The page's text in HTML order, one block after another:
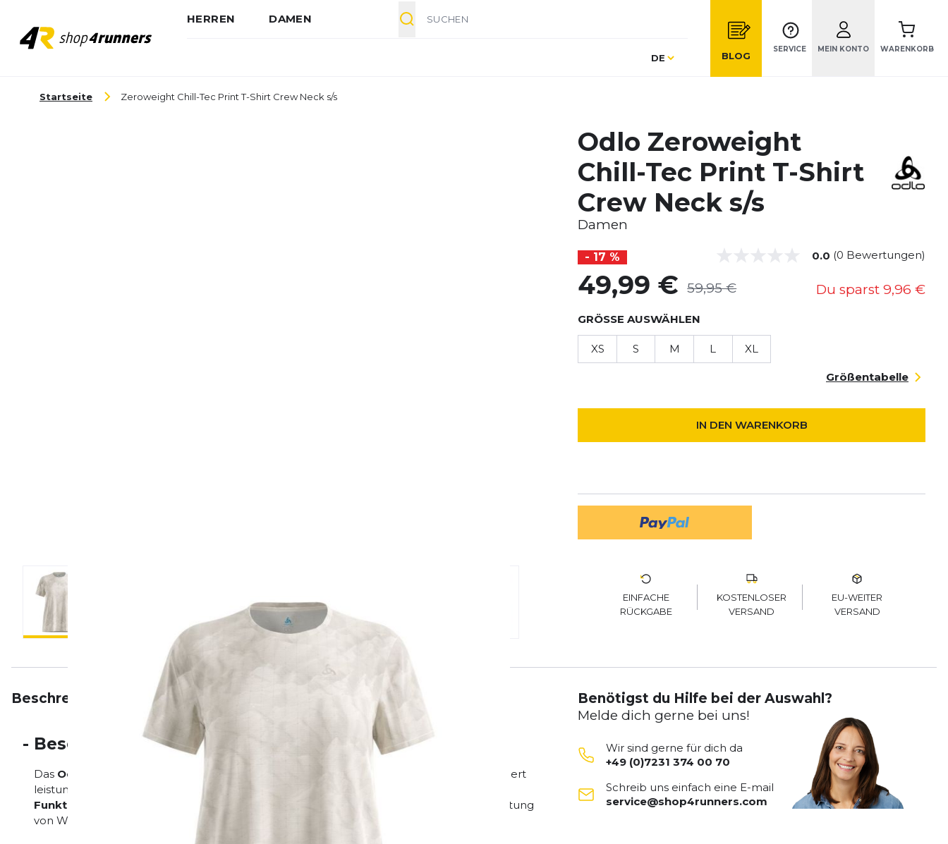
HERREN DAMEN
Sprache
DE BLOG
SERVICE MEIN KONTO WARENKORB
Startseite Zeroweight Chill-Tec Print T-Shirt Crew Neck s/s
Odlo Zeroweight
Chill-Tec Print T-Shirt
Crew Neck s/s
Damen
- 17 % 0.0 (0 Bewertungen)
49,99 € 59,95 € Du sparst 9,96 €
GRÖSSE AUSWÄHLEN
XS S M L XL
Größentabelle
IN DEN WARENKORB
EINFACHE
RÜCKGABE
KOSTENLOSER
VERSAND
EU-WEITER
VERSAND
Beschreibung Eigenschaften
- Beschreibung
Das Odlo Zeroweight Chill-Tec Print T-shirt mit Rundhals und kurzen Ärmeln
kombiniert
leistungsorientierte Funktion mit einem modernen, sportlichen Design. Das
Funktionsmaterial
sorgt für eine aktive Kühlleistung und unterstützt eine schnelle Ableitung
von Wärme und Feuchtigkeit bei intensiver Bewegung.
Benötigst du Hilfe bei der Auswahl?
Melde dich gerne bei uns!
Wir sind gerne für dich da
+49 (0)7231 374 00 70
Schreib uns einfach eine E-mail
service@shop4runners.com